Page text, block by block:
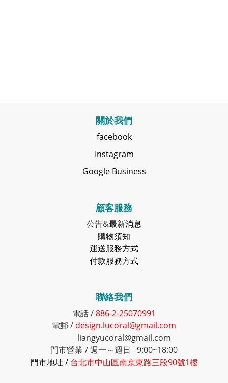
關於我們
facebook
Instagram
Google Business
顧客服務
公告&最新消息
購物須知
運送服務方式
付款服務方式
聯絡我們
電話 /886-2-25070991
電郵 / design.lucoral@gmail.com
liangyucoral@gmail.com
門市營業 / 週一～週日 9:00~18:00
門市地址 / 台北市中山區南京東路三段90號1樓